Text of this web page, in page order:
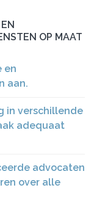
OP MAAT
en
aan.
in verschillende
adequaat
advocaten
over alle